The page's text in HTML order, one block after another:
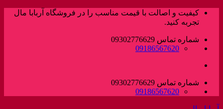
پرش
کیفیت و اصالت با قیمت مناسب را در فروشگاه آربابا مال
تجربه کنید.
شماره تماس 09302776629
09186567620
شماره تماس 09302776629
09186567620